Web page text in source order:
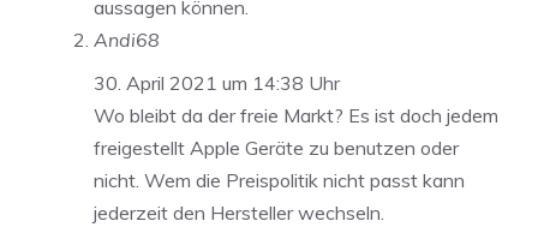
aussagen können.
Andi68
30. April 2021 um 14:38 Uhr
Wo bleibt da der freie Markt? Es ist doch jedem
freigestellt Apple Geräte zu benutzen oder
nicht. Wem die Preispolitik nicht passt kann
jederzeit den Hersteller wechseln.